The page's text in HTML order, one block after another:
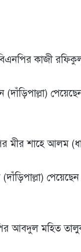
বিএনপির কাজী
(দাঁড়িপাল্লা)
মীর শাহে আলম
আবদুল মহিত